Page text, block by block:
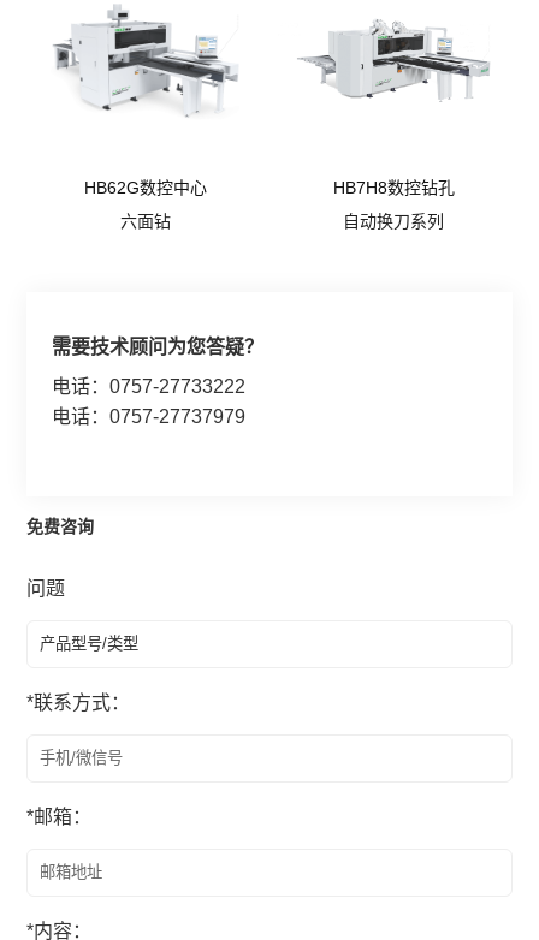
HB62G数控中心
六面钻
HB7H8数控钻孔
自动换刀系列
需要技术顾问为您答疑？
电话：0757-27733222
电话：0757-27737979
免费咨询
问题
*联系方式：
*邮箱：
*内容：